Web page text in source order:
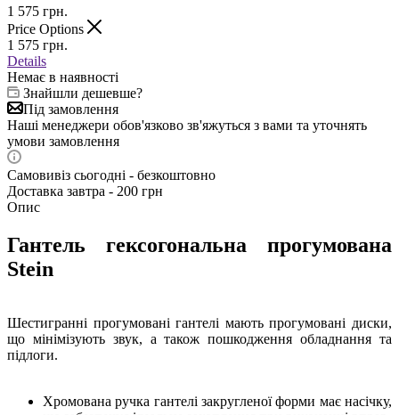
1 575 грн.
Price Options
1 575 грн.
Details
Немає в наявності
Знайшли дешевше?
Під замовлення
Наші менеджери обов'язково зв'яжуться з вами та уточнять
умови замовлення
Самовивіз сьогодні - безкоштовно
Доставка завтра - 200 грн
Опис
Гантель гексогональна прогумована
Stein
Шестигранні прогумовані гантелі мають прогумовані диски,
що мінімізують звук, а також пошкодження обладнання та
підлоги.
Хромована ручка гантелі закругленої форми має насічку,